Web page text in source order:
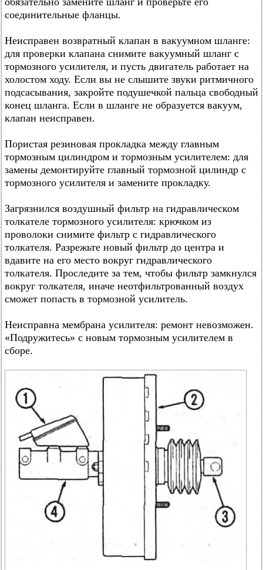
соединительные фланцы.
Неисправен возвратный клапан в вакуумном шланге:
для проверки клапана снимите вакуумный шланг с
тормозного усилителя, и пусть двигатель работает на
холостом ходу. Если вы не слышите звуки ритмичного
подсасывания, закройте подушечкой пальца свободный
конец шланга. Если в шланге не образуется вакуум,
клапан неисправен.
Пористая резиновая прокладка между главным
тормозным цилиндром и тормозным усилителем: для
замены демонтируйте главный тормозной цилиндр с
тормозного усилителя и замените прокладку.
Загрязнился воздушный фильтр на гидравлическом
толкателе тормозного усилителя: крючком из
проволоки снимите фильтр с гидравлического
толкателя. Разрежьте новый фильтр до центра и
вдавите на его место вокруг гидравлического
толкателя. Проследите за тем, чтобы фильтр замкнулся
вокруг толкателя, иначе неотфильтрованный воздух
сможет попасть в тормозной усилитель.
Неисправна мембрана усилителя: ремонт невозможен.
«Подружитесь» с новым тормозным усилителем в
сборе.